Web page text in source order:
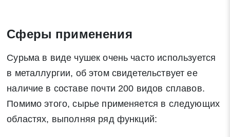
Сферы применения
Сурьма в виде чушек очень часто используется
в металлургии, об этом свидетельствует ее
наличие в составе почти 200 видов сплавов.
Помимо этого, сырье применяется в следующих
областях, выполняя ряд функций: